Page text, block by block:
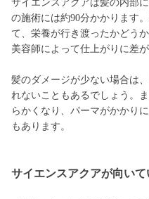
サイエンスアクアは髪の内部
の施術には約90分かかります
て、栄養が行き渡ったかどう
美容師によって仕上がりに差
髪のダメージが少ない場合は
れないこともあるでしょう。
らかくなり、パーマがかかり
もあります。
サイエンスアクアが向い